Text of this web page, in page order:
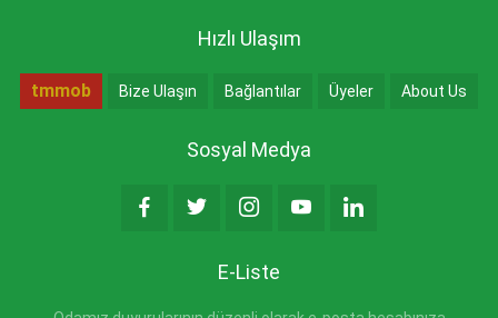
Hızlı Ulaşım
tmmob Bize Ulaşın Bağlantılar Üyeler About Us
Sosyal Medya
E-Liste